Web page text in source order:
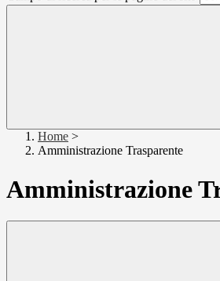
Home >
Amministrazione Trasparente
Amministrazione